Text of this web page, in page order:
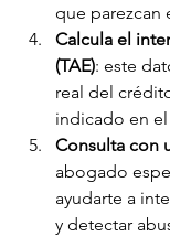
que parezcan
Calcula el
(TAE): este
real del
indicado en
Consulta con
abogado
ayudarte a
y detectar